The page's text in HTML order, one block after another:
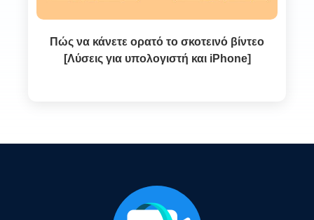
Πώς να κάνετε ορατό το σκοτεινό βίντεο
[Λύσεις για υπολογιστή και iPhone]